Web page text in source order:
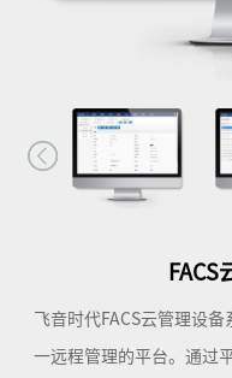
FACS
飞音时代FACS云管理设
一远程管理的平台。通过